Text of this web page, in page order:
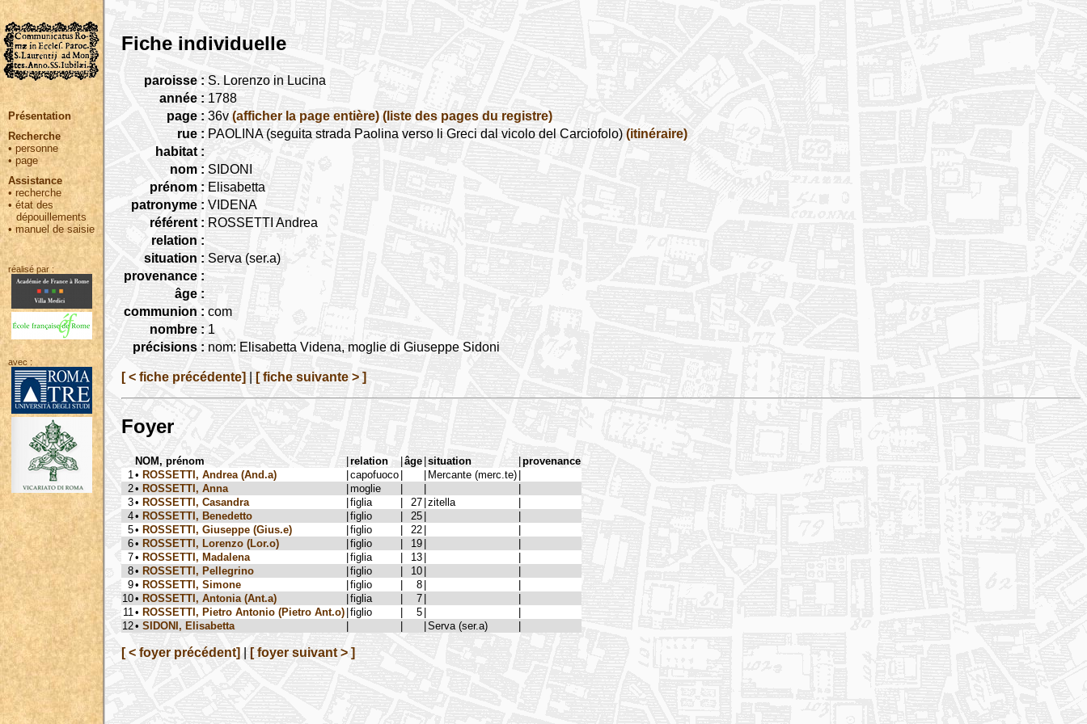
Présentation
Recherche
• personne
•page
Assistance
• recherche
•état des
dépouillements
•manuel de saisie
réalisé par :
avec :
Fiche individuelle
paroisse : S. Lorenzo in Lucina
année : 1788
page : 36v (afficher la page entière) (liste des pages du registre)
rue : PAOLINA (seguita strada Paolina verso li Greci dal vicolo del Carciofolo) (itinéraire)
habitat :
nom : SIDONI
prénom : Elisabetta
patronyme : VIDENA
référent : ROSSETTI Andrea
relation :
situation : Serva (ser.a)
provenance :
âge :
communion : com
nombre : 1
précisions : nom: Elisabetta Videna, moglie di Giuseppe Sidoni
[ < fiche précédente] [ fiche suivante > ]
Foyer
NOM, prénom |relation |âge |situation |provenance
1 • ROSSETTI, Andrea (And.a) |capofuoco | | Mercante (merc.te) |
2• ROSSETTI, Anna |moglie | |
|
3• ROSSETTI, Casandra |figlia | 27 |zitella
|
4• ROSSETTI, Benedetto |figlio | 25 |
|
5• ROSSETTI, Giuseppe (Gius.e) |figlio | 22 |
|
6• ROSSETTI, Lorenzo (Lor.o) |figlio | 19 |
|
7• ROSSETTI, Madalena |figlia | 13 |
|
8• ROSSETTI, Pellegrino |figlio | 10 |
|
9• ROSSETTI, Simone |figlio | 8 |
|
10• ROSSETTI, Antonia (Ant.a) |figlia | 7 |
|
11 • ROSSETTI, Pietro Antonio (Pietro Ant.o) |figlio | 5 |
|
12• SIDONI, Elisabetta | | |Serva (ser.a) |
[ < foyer précédent] [ foyer suivant > ]